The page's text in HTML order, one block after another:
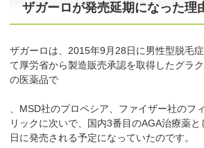
ザガーロが発売延期になった理
ザガーロは、2015年9月28日に男性型脱毛
て厚労省から製造販売承認を取得したグラ
の医薬品で
、MSD社のプロペシア、ファイザー社のフ
リックに次いで、国内3番目のAGA治療薬
日に発売される予定になっていたのです。